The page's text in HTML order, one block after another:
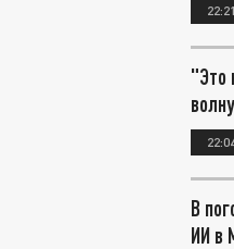
22:21
"Это
В
ИИ в